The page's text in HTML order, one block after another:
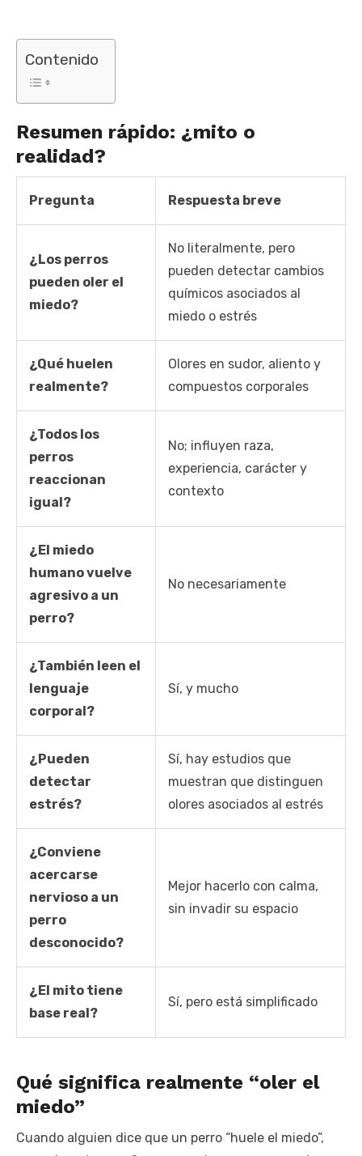
Contenido
Resumen rápido: ¿mito o
realidad?
Pregunta Respuesta breve
¿Los perros
pueden oler el
miedo?
No literalmente, pero
pueden detectar cambios
químicos asociados al
miedo o estrés
¿Qué huelen
realmente?
Olores en sudor, aliento y
compuestos corporales
¿Todos los
perros
reaccionan
igual?
No; influyen raza,
experiencia, carácter y
contexto
¿El miedo
humano vuelve
agresivo a un
perro?
No necesariamente
¿También leen el
lenguaje
corporal?
Sí, y mucho
¿Pueden
detectar
estrés?
Sí, hay estudios que
muestran que distinguen
olores asociados al estrés
¿Conviene
acercarse
nervioso a un
perro
desconocido?
Mejor hacerlo con calma,
sin invadir su espacio
¿El mito tiene
base real?
Sí, pero está simplificado
Qué significa realmente “oler el
miedo”
Cuando alguien dice que un perro “huele el miedo”,